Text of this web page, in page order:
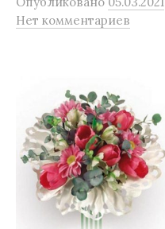
Нет комментариев